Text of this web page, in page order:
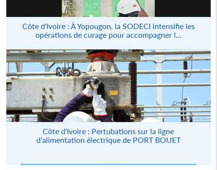
Côte d'Ivoire : À Yopougon, la SODECI intensifie les
opérations de curage pour accompagner l...
Côte d'Ivoire : Pertubations sur la ligne
d'alimentation électrique de PORT BOUET